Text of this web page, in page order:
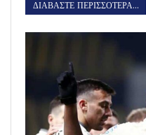
ΔΙΑΒΑΣΤΕ ΠΕΡΙΣΣΟΤΕΡΑ...